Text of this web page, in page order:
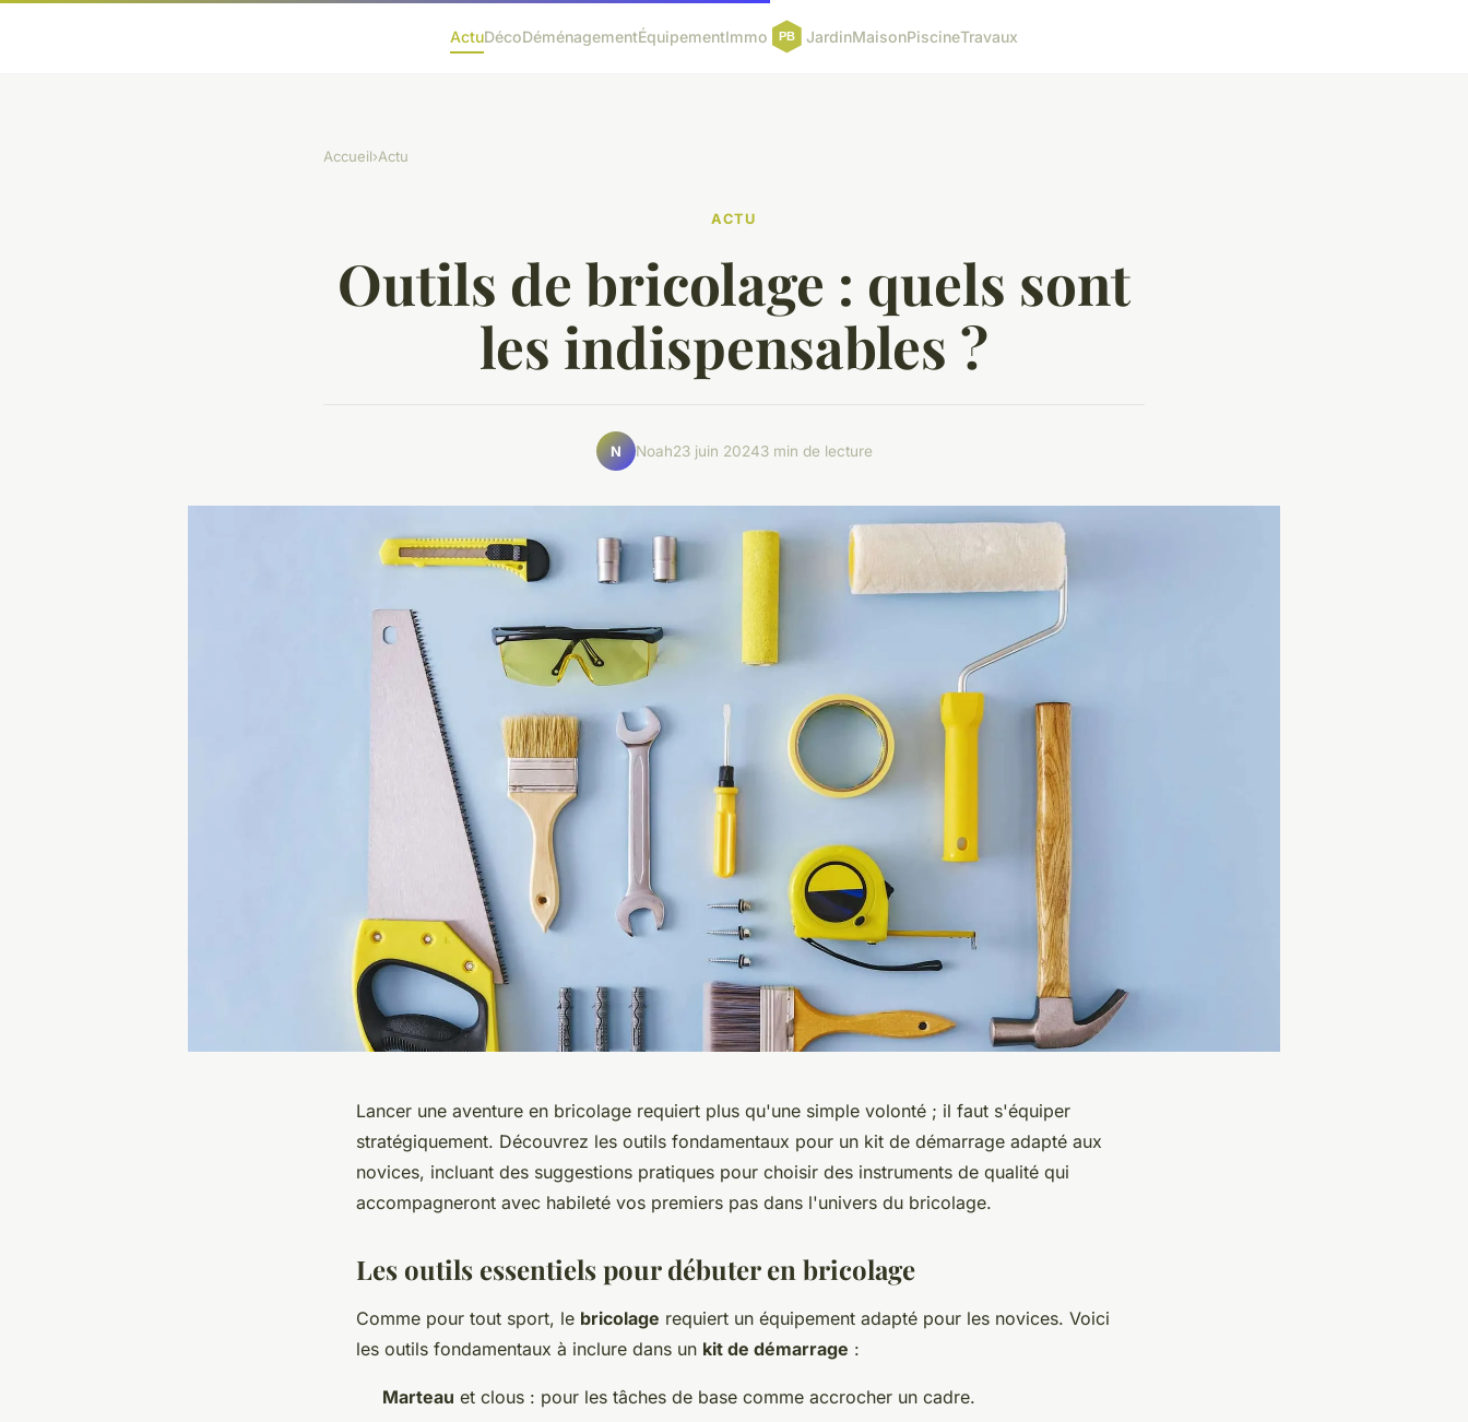
ActuDécoDéménagementÉquipementImmo JardinMaisonPiscineTravaux
Accueil›Actu
ACTU
Outils de bricolage : quels sont
les indispensables ?
N Noah23 juin 20243 min de lecture
Lancer une aventure en bricolage requiert plus qu'une simple volonté ; il faut s'équiper
stratégiquement. Découvrez les outils fondamentaux pour un kit de démarrage adapté aux
novices, incluant des suggestions pratiques pour choisir des instruments de qualité qui
accompagneront avec habileté vos premiers pas dans l'univers du bricolage.
Les outils essentiels pour débuter en bricolage
Comme pour tout sport, le bricolage requiert un équipement adapté pour les novices. Voici
les outils fondamentaux à inclure dans un kit de démarrage :
Marteau et clous : pour les tâches de base comme accrocher un cadre.